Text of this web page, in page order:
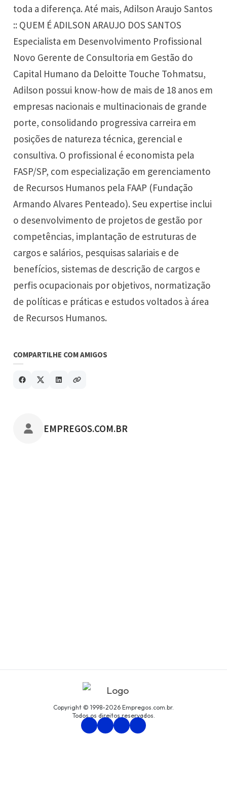
toda a diferença. Até mais, Adilson Araujo Santos
:: QUEM É ADILSON ARAUJO DOS SANTOS
Especialista em Desenvolvimento Profissional
Novo Gerente de Consultoria em Gestão do
Capital Humano da Deloitte Touche Tohmatsu,
Adilson possui know-how de mais de 18 anos em
empresas nacionais e multinacionais de grande
porte, consolidando progressiva carreira em
posições de natureza técnica, gerencial e
consultiva. O profissional é economista pela
FASP/SP, com especialização em gerenciamento
de Recursos Humanos pela FAAP (Fundação
Armando Alvares Penteado). Seu expertise inclui
o desenvolvimento de projetos de gestão por
competências, implantação de estruturas de
cargos e salários, pesquisas salariais e de
benefícios, sistemas de descrição de cargos e
perfis ocupacionais por objetivos, normatização
de políticas e práticas e estudos voltados à área
de Recursos Humanos.
COMPARTILHE COM AMIGOS
POSTADO POR
EMPREGOS.COM.BR
Copyright © 1998-2026 Empregos.com.br.
Todos os direitos reservados.